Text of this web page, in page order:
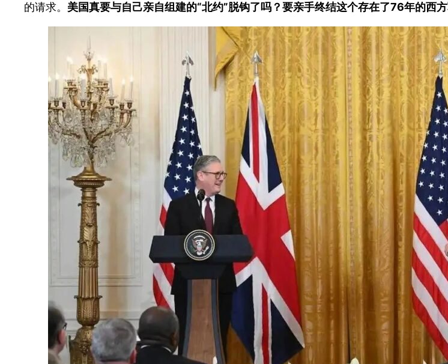
的请求。 美国真要与自己亲自组建的“北约”脱钩了吗？要亲手终结这个存在了76年的西